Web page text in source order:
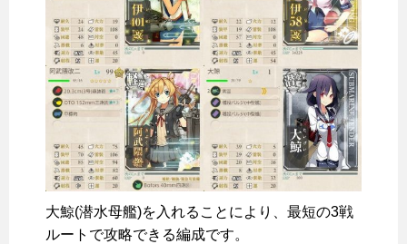
大鯨(潜水母艦)を入れることにより、最短の3戦
ルートで攻略できる編成です。